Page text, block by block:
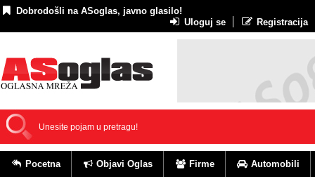
Dobrodošli na ASoglas, javno glasilo!
Uloguj se
Registracija
Pocetna Objavi Oglas Firme Automobili